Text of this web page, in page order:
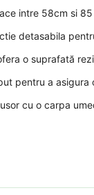
intre 58cm si
detasabila
o suprafată
pentru a
cu o carpa